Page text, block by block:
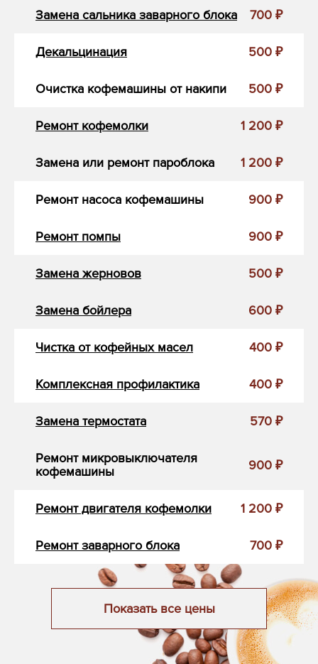
Замена сальника заварного блока 700 ₽
Декальцинация 500 ₽
Очистка кофемашины от накипи 500 ₽
Ремонт кофемолки 1 200 ₽
Замена или ремонт пароблока 1 200 ₽
Ремонт насоса кофемашины 900 ₽
Ремонт помпы 900 ₽
Замена жерновов 500 ₽
Замена бойлера 600 ₽
Чистка от кофейных масел 400 ₽
Комплексная профилактика 400 ₽
Замена термостата 570 ₽
Ремонт микровыключателя
кофемашины
900 ₽
Ремонт двигателя кофемолки 1 200 ₽
Ремонт заварного блока 700 ₽
Показать все цены